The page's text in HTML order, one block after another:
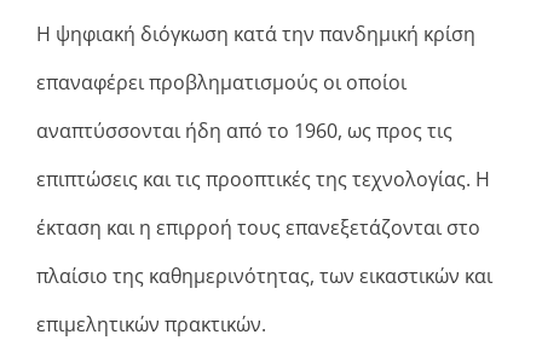
Η ψηφιακή διόγκωση κατά την πανδημική κρίση
επαναφέρει προβληματισμούς οι οποίοι
αναπτύσσονται ήδη από το 1960, ως προς τις
επιπτώσεις και τις προοπτικές της τεχνολογίας. Η
έκταση και η επιρροή τους επανεξετάζονται στο
πλαίσιο της καθημερινότητας, των εικαστικών και
επιμελητικών πρακτικών.